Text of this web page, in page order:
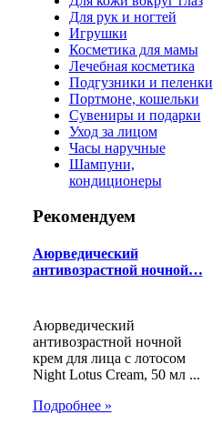
Для рук и ногтей
Игрушки
Косметика для мамы
Лечебная косметика
Подгузники и пеленки
Портмоне, кошельки
Сувениры и подарки
Уход за лицом
Часы наручные
Шампуни,
кондиционеры
Рекомендуем
Аюрведический
антивозрастной ночной…
Аюрведический
антивозрастной ночной
крем для лица c лотосом
Night Lotus Cream, 50 мл ...
Подробнее »